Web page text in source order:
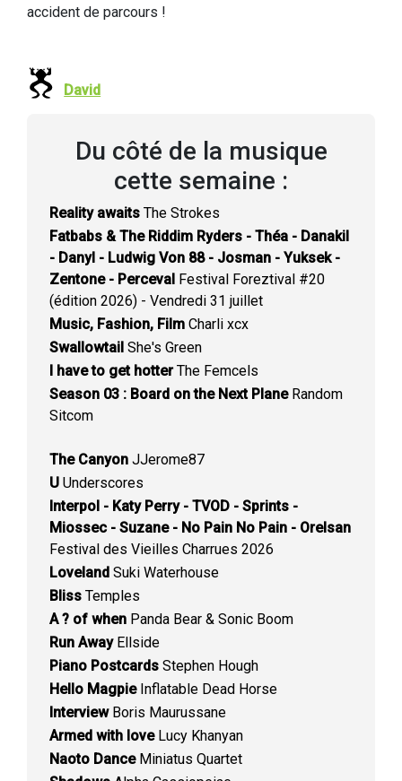
accident de parcours !
David
Du côté de la musique
cette semaine :
Reality awaits The Strokes
Fatbabs & The Riddim Ryders - Théa - Danakil
- Danyl - Ludwig Von 88 - Josman - Yuksek -
Zentone - Perceval Festival Foreztival #20
(édition 2026) - Vendredi 31 juillet
Music, Fashion, Film Charli xcx
Swallowtail She's Green
I have to get hotterThe Femcels
Season 03 : Board on the Next PlaneRandom
Sitcom
The Canyon JJerome87
U Underscores
Interpol - Katy Perry - TVOD - Sprints -
Miossec - Suzane - No Pain No Pain - Orelsan
Festival des Vieilles Charrues 2026
Loveland Suki Waterhouse
Bliss Temples
A ? of when Panda Bear & Sonic Boom
Run AwayEllside
Piano Postcards Stephen Hough
Hello MagpieInflatable Dead Horse
InterviewBoris Maurussane
Armed with loveLucy Khanyan
Naoto DanceMiniatus Quartet